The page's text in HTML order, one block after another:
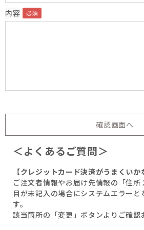
内容
＜よくあるご質問＞
【クレジットカード決済がうまくいか
ご注文者情報やお届け先情報の「住
目が未記入の場合にシステムエラーと
す。
該当箇所の「変更」ボタンよりご確認